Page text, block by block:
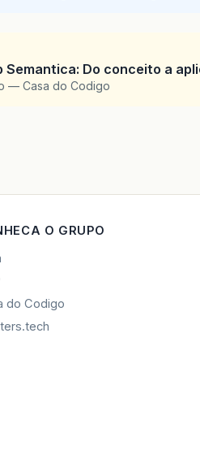
Semantica: Do conceito a
— Casa do Codigo
O GRUPO
do Codigo